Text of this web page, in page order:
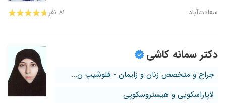
سعادت‌آباد ۸۱ نفر
دکتر سمانه کاشی
جراح و متخصص زنان و زایمان - فلوشیپ ن...
لاپاراسکوپی و هیستروسکوپی